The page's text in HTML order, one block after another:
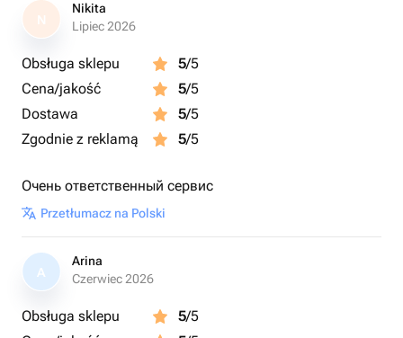
N
Nikita
Lipiec 2026
Obsługa sklepu 5/5
Cena/jakość
5/5
Dostawa
5/5
Zgodnie z reklamą
5/5
Очень ответственный сервис
Przetłumacz na Polski
A
Arina
Czerwiec 2026
Obsługa sklepu 5/5